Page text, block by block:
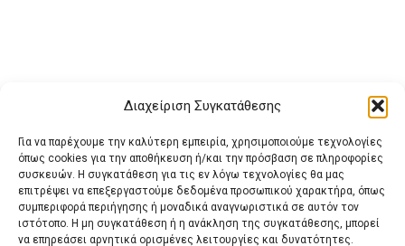
Διαχείριση Συγκατάθεσης
Για να παρέχουμε την καλύτερη εμπειρία, χρησιμοποιούμε τεχνολογίες
όπως cookies για την αποθήκευση ή/και την πρόσβαση σε πληροφορίες
συσκευών. Η συγκατάθεση για τις εν λόγω τεχνολογίες θα μας
επιτρέψει να επεξεργαστούμε δεδομένα προσωπικού χαρακτήρα, όπως
συμπεριφορά περιήγησης ή μοναδικά αναγνωριστικά σε αυτόν τον
ιστότοπο. Η μη συγκατάθεση ή η ανάκληση της συγκατάθεσης, μπορεί
να επηρεάσει αρνητικά ορισμένες λειτουργίες και δυνατότητες.
Buy Adspace ΑΡΧΙΚΗ ΕΠΙΚΟΙΝΩΝΙΑ ΟΡΟΙ ΧΡΗΣΗΣ